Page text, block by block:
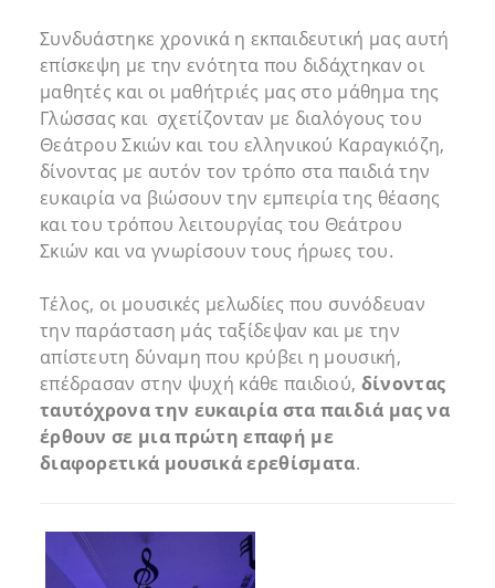
Συνδυάστηκε χρονικά η εκπαιδευτική μας αυτή
επίσκεψη με την ενότητα που διδάχτηκαν οι
μαθητές και οι μαθήτριές μας στο μάθημα της
Γλώσσας και σχετίζονταν με διαλόγους του
Θεάτρου Σκιών και του ελληνικού Καραγκιόζη,
δίνοντας με αυτόν τον τρόπο στα παιδιά την
ευκαιρία να βιώσουν την εμπειρία της θέασης
και του τρόπου λειτουργίας του Θεάτρου
Σκιών και να γνωρίσουν τους ήρωες του.
Τέλος, οι μουσικές μελωδίες που συνόδευαν
την παράσταση μάς ταξίδεψαν και με την
απίστευτη δύναμη που κρύβει η μουσική,
επέδρασαν στην ψυχή κάθε παιδιού, δίνοντας
ταυτόχρονα την ευκαιρία στα παιδιά μας να
έρθουν σε μια πρώτη επαφή με
διαφορετικά μουσικά ερεθίσματα.